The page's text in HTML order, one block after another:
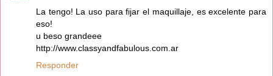
La tengo! La uso para fijar el maquillaje, es excelente para
eso!
u beso grandeee
http://www.classyandfabulous.com.ar
Responder